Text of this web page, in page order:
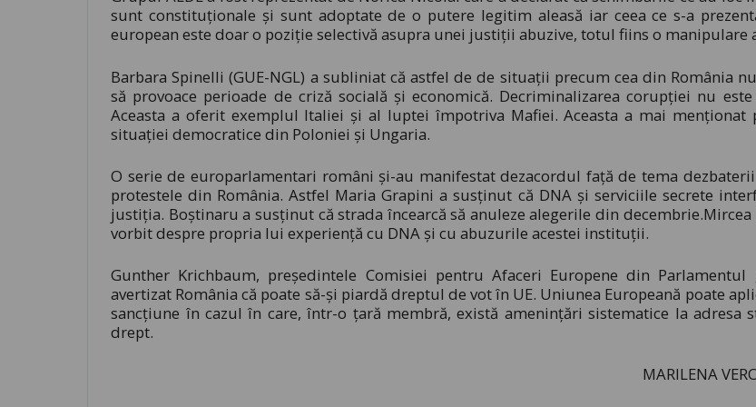
sunt constituționale și sunt adoptate de o putere legitim aleasă iar ceea ce s-a
european este doar o poziție selectivă asupra unei justiții abuzive, totul fiins o manipulare
Barbara Spinelli (GUE-NGL) a subliniat că astfel de de situații precum cea din România
să provoace perioade de criză socială și economică. Decriminalizarea corupției nu
Aceasta a oferit exemplul Italiei și al luptei împotriva Mafiei. Aceasta a mai menționat
situației democratice din Poloniei și Ungaria.
O serie de europarlamentari români și-au manifestat dezacordul față de tema
protestele din România. Astfel Maria Grapini a susținut că DNA și serviciile secrete
justiția. Boștinaru a susținut că strada încearcă să anuleze alegerile din decembrie.Mircea
vorbit despre propria lui experiență cu DNA și cu abuzurile acestei instituții.
Gunther Krichbaum, preşedintele Comisiei pentru Afaceri Europene din Parlamentul
avertizat România că poate să-şi piardă dreptul de vot în UE. Uniunea Europeană poate
sancţiune în cazul în care, într-o ţară membră, există ameninţări sistematice la adresa
drept.
MARILENA